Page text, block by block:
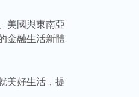
美國與東南亞
金融生活新體
美好生活，提